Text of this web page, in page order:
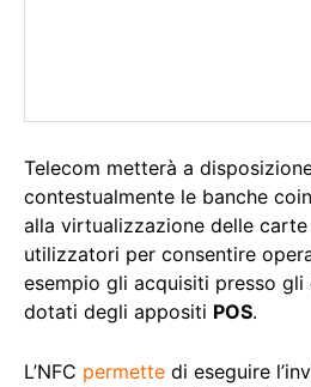
Telecom metterà a
contestualmente le banche
alla virtualizzazione delle
utilizzatori per consentire
esempio gli acquisiti presso gli
dotati degli appositi POS.
L’NFC permette di eseguire